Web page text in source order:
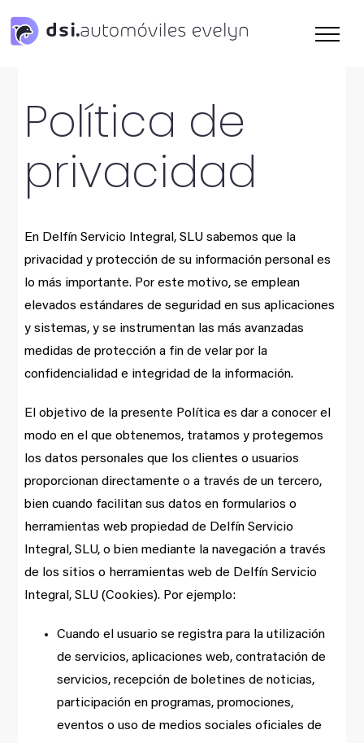
Política de
privacidad
En Delfín Servicio Integral, SLU sabemos que la
privacidad y protección de su información personal es
lo más importante. Por este motivo, se emplean
elevados estándares de seguridad en sus aplicaciones
y sistemas, y se instrumentan las más avanzadas
medidas de protección a fin de velar por la
confidencialidad e integridad de la información.
El objetivo de la presente Política es dar a conocer el
modo en el que obtenemos, tratamos y protegemos
los datos personales que los clientes o usuarios
proporcionan directamente o a través de un tercero,
bien cuando facilitan sus datos en formularios o
herramientas web propiedad de Delfín Servicio
Integral, SLU, o bien mediante la navegación a través
de los sitios o herramientas web de Delfín Servicio
Integral, SLU (Cookies). Por ejemplo:
Cuando el usuario se registra para la utilización
de servicios, aplicaciones web, contratación de
servicios, recepción de boletines de noticias,
participación en programas, promociones,
eventos o uso de medios sociales oficiales de